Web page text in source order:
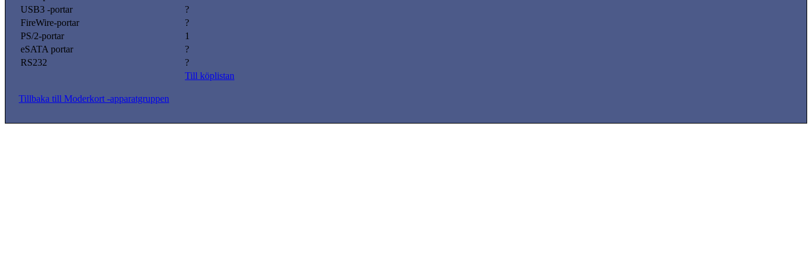
USB3 -portar
?
FireWire-portar
?
PS/2-portar
1
eSATA portar
?
RS232
?
Till köplistan
Tillbaka till Moderkort -apparatgruppen